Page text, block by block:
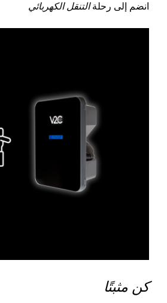
انضم إلى رحلةالتنقل الكهربائي
كن مثبتًا